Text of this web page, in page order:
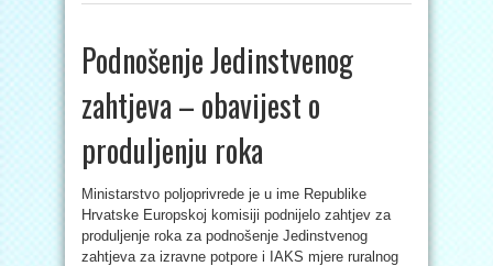
Podnošenje Jedinstvenog
zahtjeva – obavijest o
produljenju roka
Ministarstvo poljoprivrede je u ime Republike
Hrvatske Europskoj komisiji podnijelo zahtjev za
produljenje roka za podnošenje Jedinstvenog
zahtjeva za izravne potpore i IAKS mjere ruralnog